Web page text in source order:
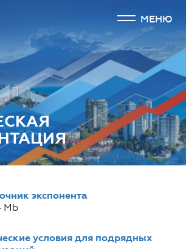
МЕНЮ
экспонента
Mb
условия для подрядных